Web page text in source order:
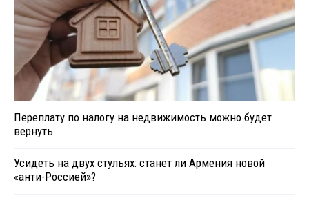
Переплату по налогу на недвижимость можно будет
вернуть
Усидеть на двух стульях: станет ли Армения новой
«анти-Россией»?